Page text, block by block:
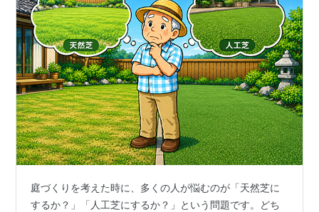
庭づくりを考えた時に、多くの人が悩むのが「天然芝に
するか？」「人工芝にするか？」という問題です。どち